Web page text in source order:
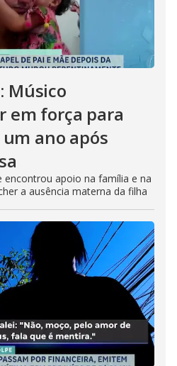
Músico
em força para
ano após
encontrou apoio na família e na
a ausência materna da filha